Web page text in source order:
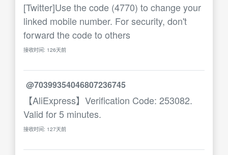
[Twitter]Use the code (4770) to change your
linked mobile number. For security, don't
forward the code to others
接收时间: 126天前
@70399354046807236745
【AliExpress】Verification Code: 253082.
Valid for 5 minutes.
接收时间: 127天前